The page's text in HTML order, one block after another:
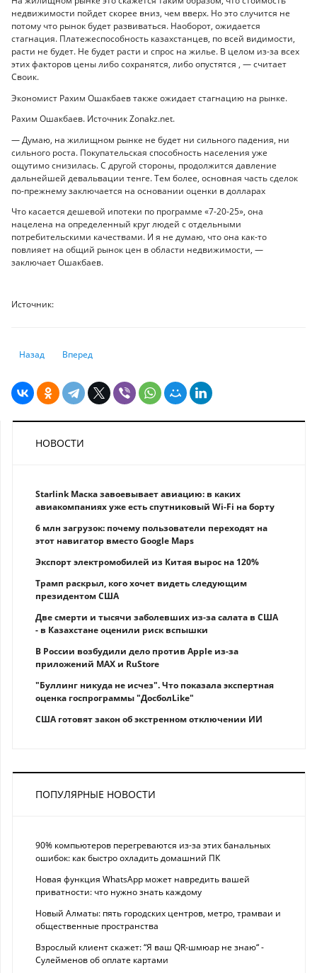
недвижимости пойдет скорее вниз, чем вверх. Но это случится не
потому что рынок будет развиваться. Наоборот, ожидается
стагнация. Платежеспособность казахстанцев, по всей видимости,
расти не будет. Не будет расти и спрос на жилье. В целом из-за всех
этих факторов цены либо сохранятся, либо опустятся , — считает
Своик.
Экономист Рахим Ошакбаев также ожидает стагнацию на рынке.
Рахим Ошакбаев. Источник Zonakz.net.
— Думаю, на жилищном рынке не будет ни сильного падения, ни
сильного роста. Покупательская способность населения уже
ощутимо снизилась. С другой стороны, продолжится давление
дальнейшей девальвации тенге. Тем более, основная часть сделок
по-прежнему заключается на основании оценки в долларах
Что касается дешевой ипотеки по программе «7-20-25», она
нацелена на определенный круг людей с отдельными
потребительскими качествами. И я не думаю, что она как-то
повлияет на общий рынок цен в области недвижимости, —
заключает Ошакбаев.
Источник:
Предыдущий: Какие ожидания в экономике не сбылись в 2018 году?
Назад Следующий: Увидеть Венецию и заплатить. Город вводит
Вперед
НОВОСТИ
Starlink Маска завоевывает авиацию: в каких
авиакомпаниях уже есть спутниковый Wi-Fi на борту
6 млн загрузок: почему пользователи переходят на
этот навигатор вместо Google Maps
Экспорт электромобилей из Китая вырос на 120%
Трамп раскрыл, кого хочет видеть следующим
президентом США
Две смерти и тысячи заболевших из-за салата в США
- в Казахстане оценили риск вспышки
В России возбудили дело против Apple из-за
приложений MAX и RuStore
"Буллинг никуда не исчез". Что показала экспертная
оценка госпрограммы "ДосболLike"
США готовят закон об экстренном отключении ИИ
ПОПУЛЯРНЫЕ НОВОСТИ
90% компьютеров перегреваются из-за этих банальных
ошибок: как быстро охладить домашний ПК
Новая функция WhatsApp может навредить вашей
приватности: что нужно знать каждому
Новый Алматы: пять городских центров, метро, трамваи и
общественные пространства
Взрослый клиент скажет: “Я ваш QR-шмюар не знаю“ -
Сулейменов об оплате картами